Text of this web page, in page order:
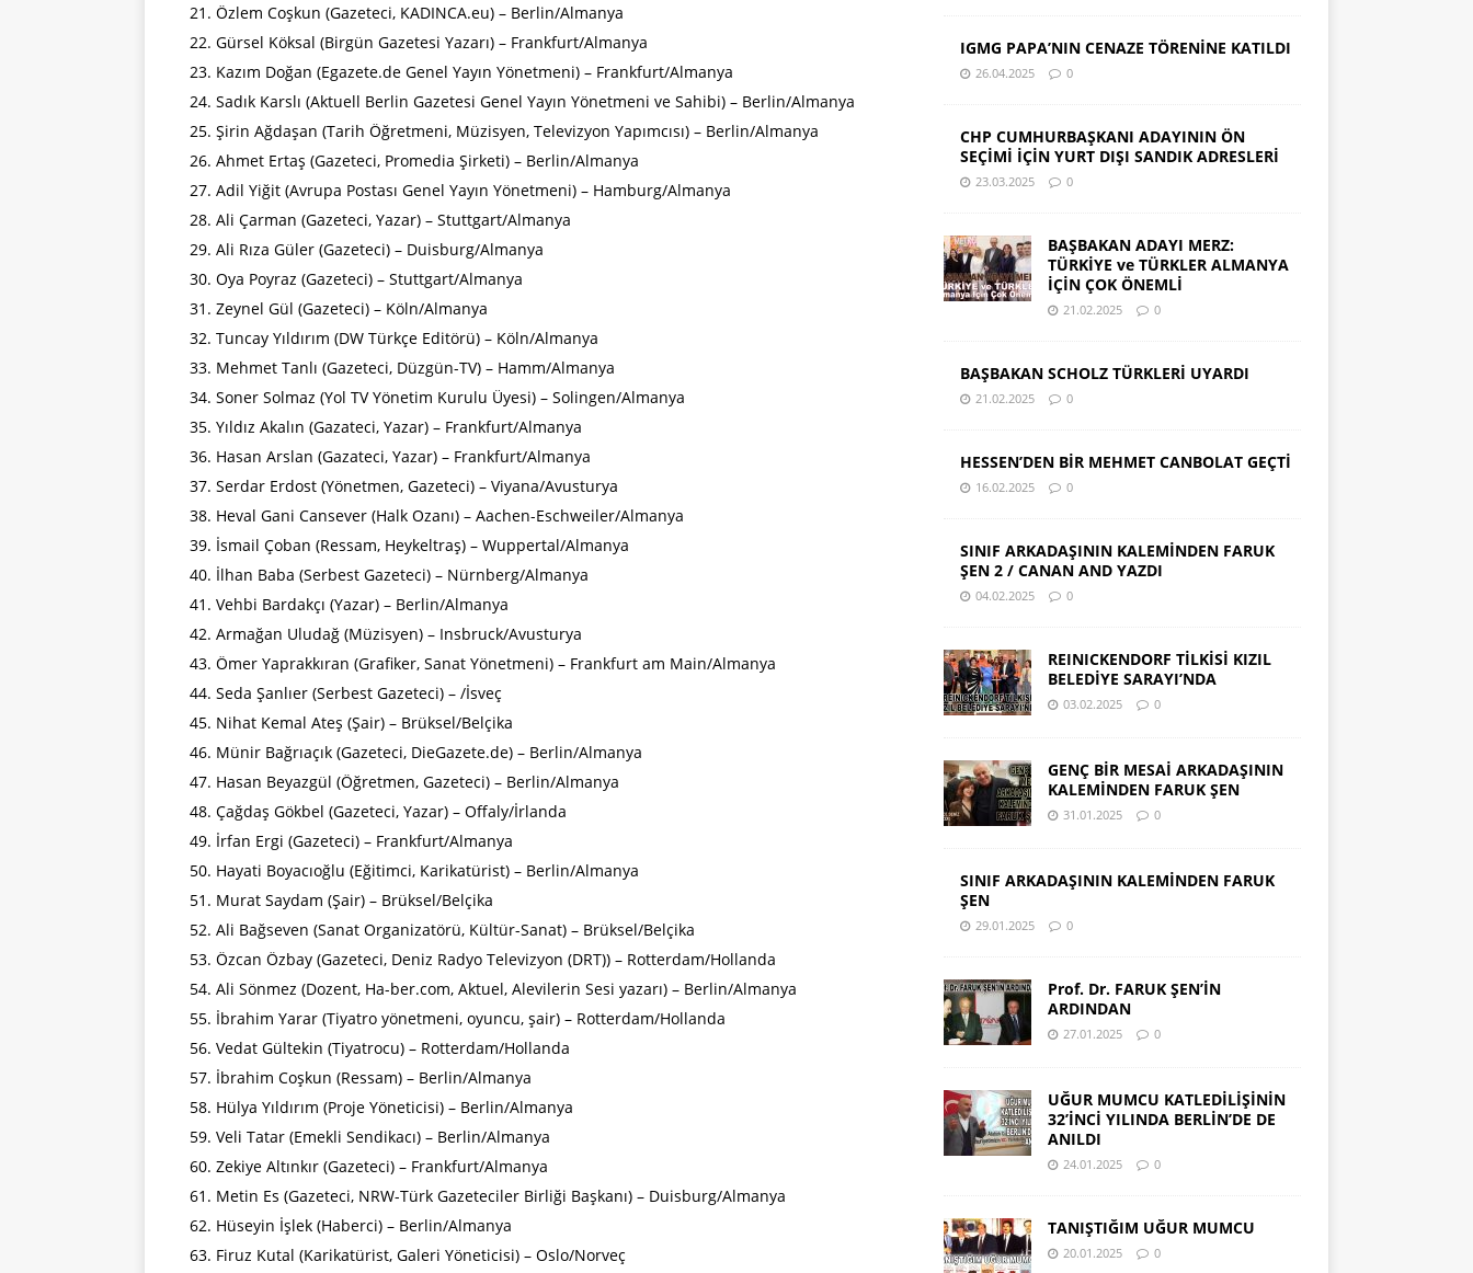
Özlem Coşkun (Gazeteci, KADINCA.eu) – Berlin/Almanya
Gürsel Köksal (Birgün Gazetesi Yazarı) – Frankfurt/Almanya
Kazım Doğan (Egazete.de Genel Yayın Yönetmeni) – Frankfurt/Almanya
Sadık Karslı (Aktuell Berlin Gazetesi Genel Yayın Yönetmeni ve Sahibi) – Berlin/Almanya
Şirin Ağdaşan (Tarih Öğretmeni, Müzisyen, Televizyon Yapımcısı) – Berlin/Almanya
Ahmet Ertaş (Gazeteci, Promedia Şirketi) – Berlin/Almanya
Adil Yiğit (Avrupa Postası Genel Yayın Yönetmeni) – Hamburg/Almanya
Ali Çarman (Gazeteci, Yazar) – Stuttgart/Almanya
Ali Rıza Güler (Gazeteci) – Duisburg/Almanya
Oya Poyraz (Gazeteci) – Stuttgart/Almanya
Zeynel Gül (Gazeteci) – Köln/Almanya
Tuncay Yıldırım (DW Türkçe Editörü) – Köln/Almanya
Mehmet Tanlı (Gazeteci, Düzgün-TV) – Hamm/Almanya
Soner Solmaz (Yol TV Yönetim Kurulu Üyesi) – Solingen/Almanya
Yıldız Akalın (Gazateci, Yazar) – Frankfurt/Almanya
Hasan Arslan (Gazateci, Yazar) – Frankfurt/Almanya
Serdar Erdost (Yönetmen, Gazeteci) – Viyana/Avusturya
Heval Gani Cansever (Halk Ozanı) – Aachen-Eschweiler/Almanya
İsmail Çoban (Ressam, Heykeltraş) – Wuppertal/Almanya
İlhan Baba (Serbest Gazeteci) – Nürnberg/Almanya
Vehbi Bardakçı (Yazar) – Berlin/Almanya
Armağan Uludağ (Müzisyen) – Insbruck/Avusturya
Ömer Yaprakkıran (Grafiker, Sanat Yönetmeni) – Frankfurt am Main/Almanya
Seda Şanlıer (Serbest Gazeteci) – /İsveç
Nihat Kemal Ateş (Şair) – Brüksel/Belçika
Münir Bağrıaçık (Gazeteci, DieGazete.de) – Berlin/Almanya
Hasan Beyazgül (Öğretmen, Gazeteci) – Berlin/Almanya
Çağdaş Gökbel (Gazeteci, Yazar) – Offaly/İrlanda
İrfan Ergi (Gazeteci) – Frankfurt/Almanya
Hayati Boyacıoğlu (Eğitimci, Karikatürist) – Berlin/Almanya
Murat Saydam (Şair) – Brüksel/Belçika
Ali Bağseven (Sanat Organizatörü, Kültür-Sanat) – Brüksel/Belçika
Özcan Özbay (Gazeteci, Deniz Radyo Televizyon (DRT)) – Rotterdam/Hollanda
Ali Sönmez (Dozent, Ha-ber.com, Aktuel, Alevilerin Sesi yazarı) – Berlin/Almanya
İbrahim Yarar (Tiyatro yönetmeni, oyuncu, şair) – Rotterdam/Hollanda
Vedat Gültekin (Tiyatrocu) – Rotterdam/Hollanda
İbrahim Coşkun (Ressam) – Berlin/Almanya
Hülya Yıldırım (Proje Yöneticisi) – Berlin/Almanya
Veli Tatar (Emekli Sendikacı) – Berlin/Almanya
Zekiye Altınkır (Gazeteci) – Frankfurt/Almanya
Metin Es (Gazeteci, NRW-Türk Gazeteciler Birliği Başkanı) – Duisburg/Almanya
Hüseyin İşlek (Haberci) – Berlin/Almanya
Firuz Kutal (Karikatürist, Galeri Yöneticisi) – Oslo/Norveç
IGMG PAPA’NIN CENAZE TÖRENİNE KATILDI
26.04.2025 0
CHP CUMHURBAŞKANI ADAYININ ÖN
SEÇİMİ İÇİN YURT DIŞI SANDIK ADRESLERİ
23.03.2025 0
BAŞBAKAN ADAYI MERZ:
TÜRKİYE ve TÜRKLER ALMANYA
İÇİN ÇOK ÖNEMLİ
21.02.2025 0
BAŞBAKAN SCHOLZ TÜRKLERİ UYARDI
21.02.2025 0
HESSEN’DEN BİR MEHMET CANBOLAT GEÇTİ
16.02.2025 0
SINIF ARKADAŞININ KALEMİNDEN FARUK
ŞEN 2 / CANAN AND YAZDI
04.02.2025 0
REINICKENDORF TİLKİSİ KIZIL
BELEDİYE SARAYI’NDA
03.02.2025 0
GENÇ BİR MESAİ ARKADAŞININ
KALEMİNDEN FARUK ŞEN
31.01.2025 0
SINIF ARKADAŞININ KALEMİNDEN FARUK
ŞEN
29.01.2025 0
Prof. Dr. FARUK ŞEN’İN
ARDINDAN
27.01.2025 0
UĞUR MUMCU KATLEDİLİŞİNİN
32’İNCİ YILINDA BERLİN’DE DE
ANILDI
24.01.2025 0
TANIŞTIĞIM UĞUR MUMCU
20.01.2025 0